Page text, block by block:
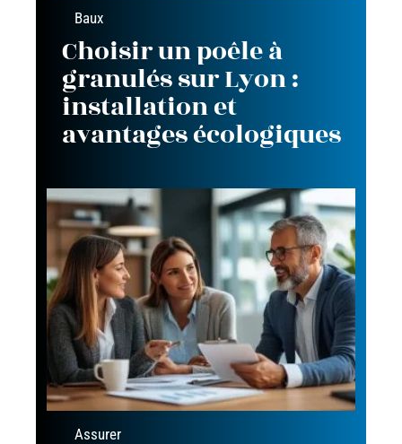
Baux
Choisir un poêle à
granulés sur Lyon :
installation et
avantages écologiques
Assurer